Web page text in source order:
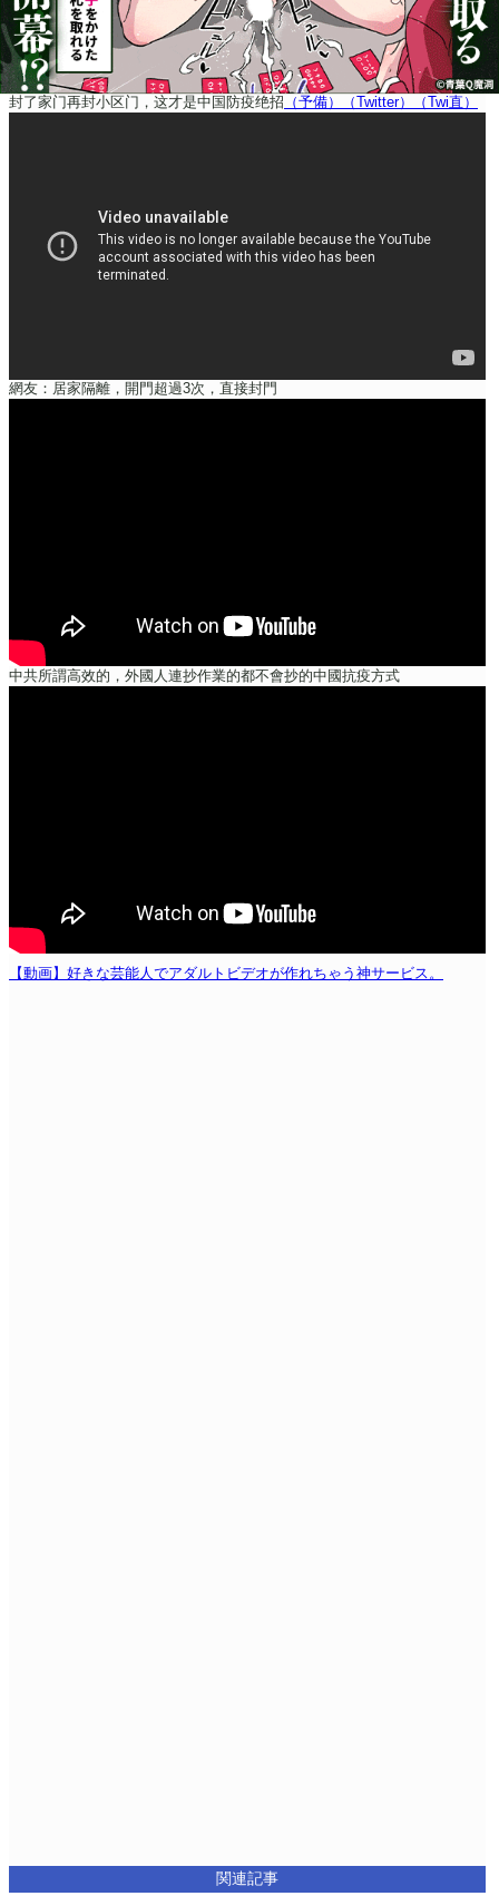
封了家门再封小区门，这才是中国防疫绝招 （予備） （Twitter） （Twi直）
網友：居家隔離，開門超過3次，直接封門
中共所謂高效的，外國人連抄作業的都不會抄的中國抗疫方式
【動画】好きな芸能人でアダルトビデオが作れちゃう神サービス。
関連記事